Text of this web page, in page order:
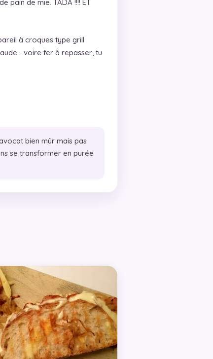
pain de mie. TADA !!!! ET
à croques type grill
voire fer à repasser, tu
bien mûr mais pas
se transformer en purée